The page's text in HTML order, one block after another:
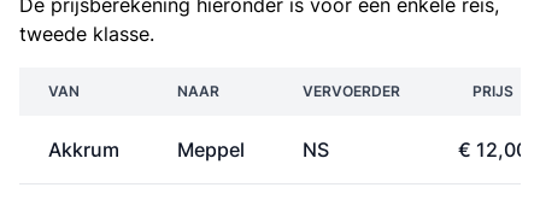
De prijsberekening hieronder is voor een enkele reis,
tweede klasse.
VAN NAAR VERVOERDER PRIJS
Akkrum Meppel NS € 12,00